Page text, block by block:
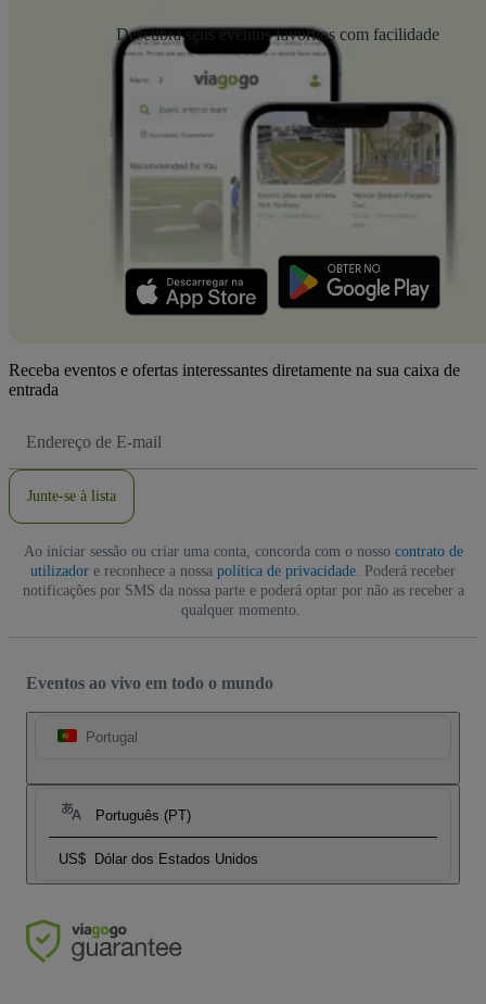
Descubra seus eventos favoritos com facilidade
Receba eventos e ofertas interessantes diretamente na sua caixa de
entrada
de
Junte-se à lista
Ao iniciar sessão ou criar uma conta, concorda com o nosso contrato de
utilizador e reconhece a nossa política de privacidade . Poderá receber
notificações por SMS da nossa parte e poderá optar por não as receber a
qualquer momento.
Eventos ao vivo em todo o mundo
Portugal
Português (PT)
US$ Dólar dos Estados Unidos